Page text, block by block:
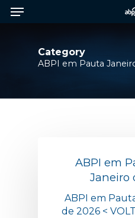
SkipMenu
Category
ABPI em Pauta
ABPI em
Janeiro
ABPI em
de 2026 <